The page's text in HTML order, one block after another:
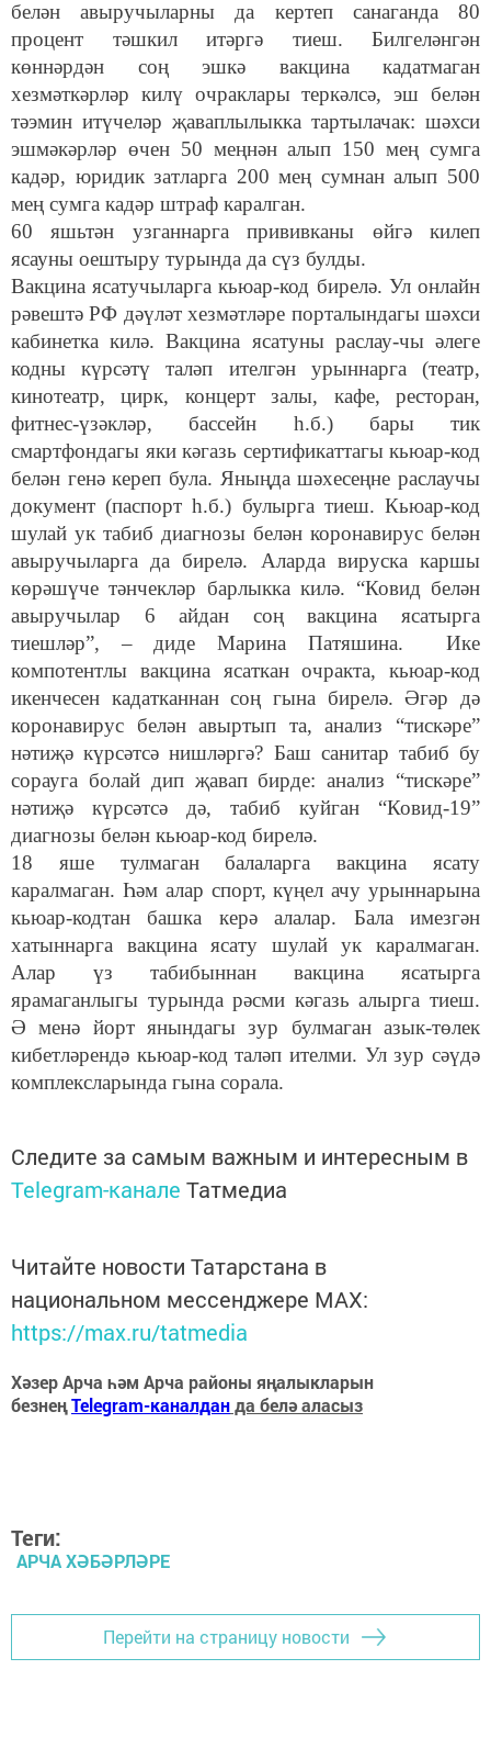
белән авыручыларны да кертеп санаганда 80
процент тәшкил итәргә тиеш. Билгеләнгән
көннәрдән соң эшкә вакцина кадатмаган
хезмәткәрләр килү очраклары теркәлсә, эш белән
тәэмин итүчеләр җаваплылыкка тартылачак: шәхси
эшмәкәрләр өчен 50 меңнән алып 150 мең сумга
кадәр, юридик затларга 200 мең сумнан алып 500
мең сумга кадәр штраф каралган.
60 яшьтән узганнарга прививканы өйгә килеп
ясауны оештыру турында да сүз булды.
Вакцина ясатучыларга кьюар-код бирелә. Ул онлайн
рәвештә РФ дәүләт хезмәтләре порталындагы шәхси
кабинетка килә. Вакцина ясатуны раслау-чы әлеге
кодны күрсәтү таләп ителгән урыннарга (театр,
кинотеатр, цирк, концерт залы, кафе, ресторан,
фитнес-үзәкләр, бассейн һ.б.) бары тик
смартфондагы яки кәгазь сертификаттагы кьюар-код
белән генә кереп була. Яныңда шәхесеңне раслаучы
документ (паспорт һ.б.) булырга тиеш. Кьюар-код
шулай ук табиб диагнозы белән коронавирус белән
авыручыларга да бирелә. Аларда вируска каршы
көрәшүче тәнчекләр барлыкка килә. “Ковид белән
авыручылар 6 айдан соң вакцина ясатырга
тиешләр”, – диде Марина Патяшина. Ике
компотентлы вакцина ясаткан очракта, кьюар-код
икенчесен кадатканнан соң гына бирелә. Әгәр дә
коронавирус белән авыртып та, анализ “тискәре”
нәтиҗә күрсәтсә нишләргә? Баш санитар табиб бу
сорауга болай дип җавап бирде: анализ “тискәре”
нәтиҗә күрсәтсә дә, табиб куйган “Ковид-19”
диагнозы белән кьюар-код бирелә.
18 яше тулмаган балаларга вакцина ясату
каралмаган. Һәм алар спорт, күңел ачу урыннарына
кьюар-кодтан башка керә алалар. Бала имезгән
хатыннарга вакцина ясату шулай ук каралмаган.
Алар үз табибыннан вакцина ясатырга
ярамаганлыгы турында рәсми кәгазь алырга тиеш.
Ә менә йорт янындагы зур булмаган азык-төлек
кибетләрендә кьюар-код таләп ителми. Ул зур сәүдә
комплексларында гына сорала.
Следите за самым важным и интересным в
Telegram-канале Татмедиа
Читайте новости Татарстана в
национальном мессенджере MАХ:
https://max.ru/tatmedia
Хәзер Арча һәм Арча районы яңалыкларын
безнеңTelegram-каналданда белә аласыз
Теги:
АРЧА ХӘБӘРЛӘРЕ
Перейти на страницу новости